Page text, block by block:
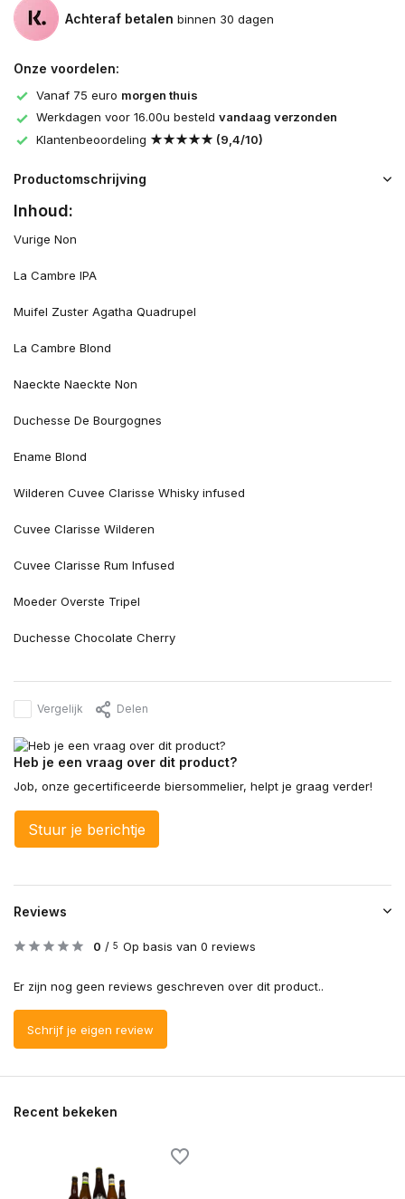
Achteraf betalen binnen 30 dagen
Onze voordelen:
Vanaf 75 euro morgen thuis
Werkdagen voor 16.00u besteld vandaag verzonden
Klantenbeoordeling ★★★★★ (9,4/10)
Productomschrijving
Inhoud:
Vurige Non
La Cambre IPA
Muifel Zuster Agatha Quadrupel
La Cambre Blond
Naeckte Naeckte Non
Duchesse De Bourgognes
Ename Blond
Wilderen Cuvee Clarisse Whisky infused
Cuvee Clarisse Wilderen
Cuvee Clarisse Rum Infused
Moeder Overste Tripel
Duchesse Chocolate Cherry
Vergelijk Delen
Heb je een vraag over dit product?
Job, onze gecertificeerde biersommelier, helpt je graag verder!
Stuur je berichtje
Reviews
0 / 5 Op basis van 0 reviews
Er zijn nog geen reviews geschreven over dit product..
Schrijf je eigen review
Recent bekeken